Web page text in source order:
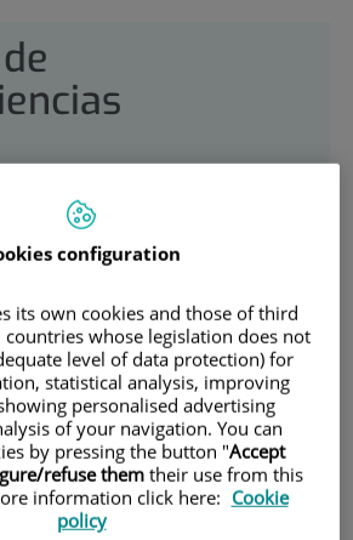
Descripción
Equipo Médico
Área de Neurología
Programa Cefaleas
Clínica
y Trastornos Cognitivos
del Movimiento (Parkinson)
configuration
its own cookies and those of third
countries whose legislation does not
level of data protection) for
statistical analysis, improving
personalised advertising
of your navigation. You can
by pressing the button "Accept
refuse themtheir use from this
information click here: Cookie
policy